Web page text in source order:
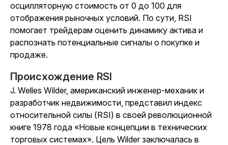
осцилляторную стоимость от 0 до 100 для
отображения рыночных условий. По сути, RSI
помогает трейдерам оценить динамику актива и
распознать потенциальные сигналы о покупке и
продаже.
Происхождение RSI
J. Welles Wilder, американский инженер-механик и
разработчик недвижимости, представил индекс
относительной силы (RSI) в своей революционной
книге 1978 года «Новые концепции в технических
торговых системах». Цель Wilder заключалась в